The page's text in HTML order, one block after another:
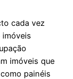
cada vez
imóveis que
painéis